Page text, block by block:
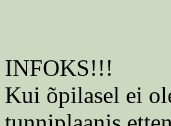
INFOKS!!!
Kui õpilasel ei